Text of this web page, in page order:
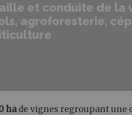
et conduite de la
agroforesterie,
hade vignes regroupant une